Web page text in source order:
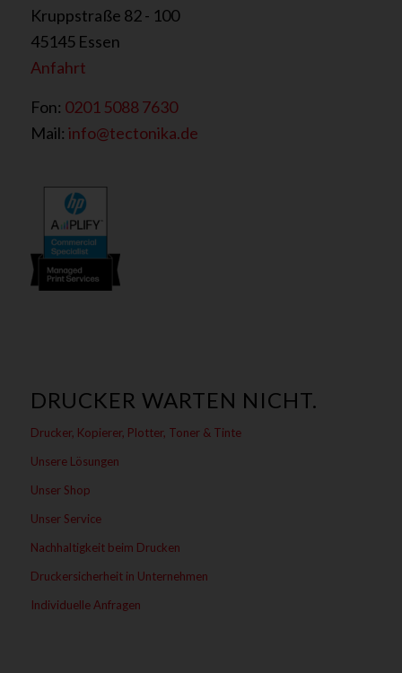
Kruppstraße 82 - 100
45145 Essen
Anfahrt
Fon: 0201 5088 7630
Mail: info@tectonika.de
DRUCKER WARTEN NICHT.
Drucker, Kopierer, Plotter, Toner & Tinte
Unsere Lösungen
Unser Shop
Unser Service
Nachhaltigkeit beim Drucken
Druckersicherheit in Unternehmen
Individuelle Anfragen